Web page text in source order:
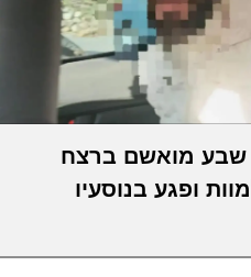
שבע מואשם ברצח
ופגע בנוסעיו